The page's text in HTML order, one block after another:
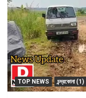
TOP NEWS চন্দ্রকোনা (1)